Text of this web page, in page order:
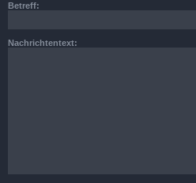
Betreff:
Nachrichtentext: